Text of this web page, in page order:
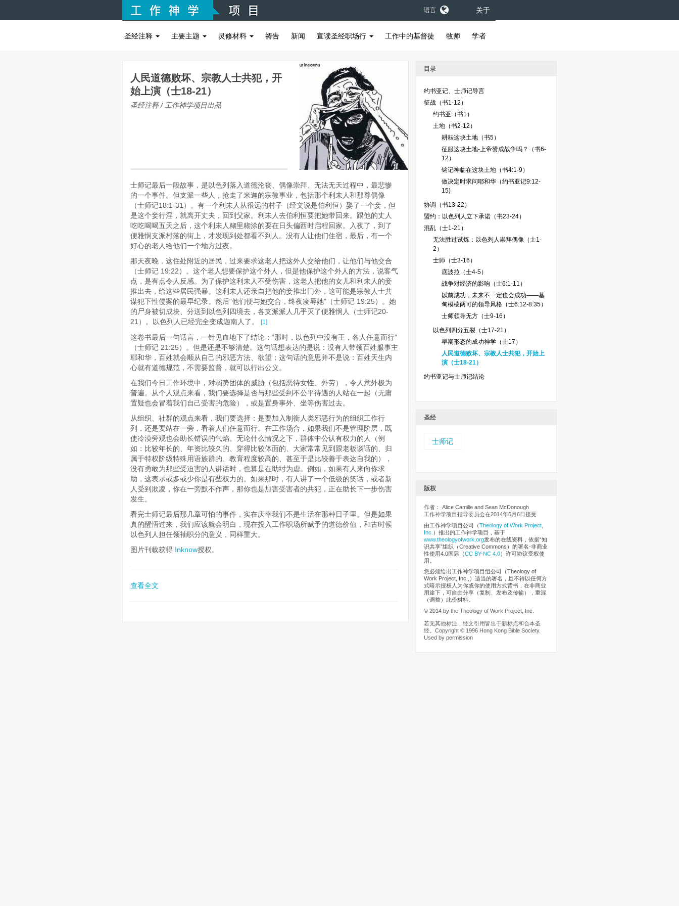
语言 关于
圣经注释 主要主题 灵修材料 祷告 新闻 宣读圣经职场行 工作中的基督徒 牧师 学者
人民道德败坏、宗教人士共犯，开
始上演（士18-21）
圣经注释 / 工作神学项目出品
士师记最后一段故事，是以色列落入道德沦丧、偶像崇拜、无法无天过程中，最悲惨
的一个事件。但支派一些人，抢走了米迦的宗教事业，包括那个利未人和那尊偶像
（士师记18:1-31）。有一个利未人从很远的村子（经文说是伯利恒）娶了一个妾，但
是这个妾行淫，就离开丈夫，回到父家。利未人去伯利恒要把她带回来。跟他的丈人
吃吃喝喝五天之后，这个利未人糊里糊涂的要在日头偏西时启程回家。入夜了，到了
便雅悯支派村落的街上，才发现到处都看不到人。没有人让他们住宿，最后，有一个
好心的老人给他们一个地方过夜。
那天夜晚，这住处附近的居民，过来要求这老人把这外人交给他们，让他们与他交合
（士师记 19:22）。这个老人想要保护这个外人，但是他保护这个外人的方法，说客气
点，是有点令人反感。为了保护这利未人不受伤害，这老人把他的女儿和利未人的妾
推出去，给这些居民强暴。这利未人还亲自把他的妾推出门外，这可能是宗教人士共
谋犯下性侵案的最早纪录。然后“他们便与她交合，终夜凌辱她”（士师记 19:25）。她
的尸身被切成块、分送到以色列四境去，各支派派人几乎灭了便雅悯人（士师记20-
21）。以色列人已经完全变成迦南人了。
[1]
这卷书最后一句话言，一针见血地下了结论：“那时，以色列中没有王，各人任意而行”
（士师记 21:25）。但是还是不够清楚。这句话想表达的是说：没有人带领百姓服事主
耶和华，百姓就会顺从自己的邪恶方法、欲望；这句话的意思并不是说：百姓天生内
心就有道德规范，不需要监督，就可以行出公义。
在我们今日工作环境中，对弱势团体的威胁（包括恶待女性、外劳），令人意外极为
普遍。从个人观点来看，我们要选择是否与那些受到不公平待遇的人站在一起（无庸
置疑也会冒着我们自己受害的危险），或是置身事外、坐等伤害过去。
从组织、社群的观点来看，我们要选择：是要加入制衡人类邪恶行为的组织工作行
列，还是要站在一旁，看着人们任意而行。在工作场合，如果我们不是管理阶层，既
使冷漠旁观也会助长错误的气焰。无论什么情况之下，群体中公认有权力的人（例
如：比较年长的、年资比较久的、穿得比较体面的、大家常常见到跟老板谈话的、归
属于特权阶级特殊用语族群的、教育程度较高的、甚至于是比较善于表达自我的），
没有勇敢为那些受迫害的人讲话时，也算是在助纣为虐。例如，如果有人来向你求
助，这表示或多或少你是有些权力的。如果那时，有人讲了一个低级的笑话，或者新
人受到欺凌，你在一旁默不作声，那你也是加害受害者的共犯，正在助长下一步伤害
发生。
看完士师记最后那几章可怕的事件，实在庆幸我们不是生活在那种日子里。但是如果
真的醒悟过来，我们应该就会明白，现在投入工作职场所赋予的道德价值，和古时候
以色列人担任领袖职分的意义，同样重大。
图片刊载获得 Inknow授权。
查看全文
目录
约书亚记、士师记导言
征战（书1-12）
约书亚（书1）
土地（书2-12）
耕耘这块土地（书5）
征服这块土地-上帝赞成战争吗？（书6-
12）
铭记神临在这块土地（书4:1-9）
做决定时求问耶和华（约书亚记9:12-
15)
协调（书13-22）
盟约：以色列人立下承诺（书23-24）
混乱（士1-21）
无法胜过试炼：以色列人崇拜偶像（士1-
2）
士师（士3-16）
底波拉（士4-5）
战争对经济的影响（士6:1-11）
以前成功，未来不一定也会成功——基
甸模棱两可的领导风格（士6:12-8:35）
士师领导无方（士9-16）
以色列四分五裂（士17-21）
早期形态的成功神学（士17）
人民道德败坏、宗教人士共犯，开始上
演（士18-21）
约书亚记与士师记结论
圣经
士师记
版权
作者： Alice Camille and Sean McDonough
工作神学项目指导委员会在2014年6月6日接受.
由工作神学项目公司
（Theology of Work Project,
Inc. ）推出的工作神学项目，基于
www.theologyofwork.org发布的在线资料，依据“知
识共享”组织（Creative Commons）的署名-非商业
性使用4.0国际（CC BY-NC 4.0）许可协议受权使
用。
您必须给出工作神学项目组公司（Theology of
Work Project, Inc.,）适当的署名，且不得以任何方
式暗示授权人为你或你的使用方式背书，在非商业
用途下，可自由分享（复制、发布及传输），重混
（调整）此份材料。
© 2014 by the Theology of Work Project, Inc.
若无其他标注，经文引用皆出于新标点和合本圣
经。Copyright © 1996 Hong Kong Bible Society.
Used by permission